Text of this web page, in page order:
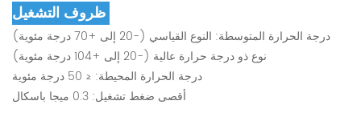
درجة الحرارة المتوسطة: النوع القياسي (-20 إلى +70 درجة مئوية)
نوع ذو درجة حرارة عالية (-20 إلى +104 درجة مئوية)
درجة الحرارة المحيطة: ≤ 50 درجة مئوية
أقصى ضغط تشغيل: 0.3 ميجا باسكال